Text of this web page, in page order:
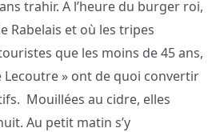
trahir. A l’heure du burger roi,
Rabelais et où les tripes
que les moins de 45 ans,
Lecoutre » ont de quoi convertir
Mouillées au cidre, elles
Au petit matin s’y